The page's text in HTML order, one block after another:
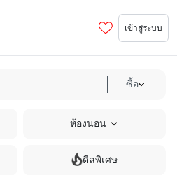
เข้าสู่ระบบ
ซื้อ
ห้องนอน
ดีลพิเศษ